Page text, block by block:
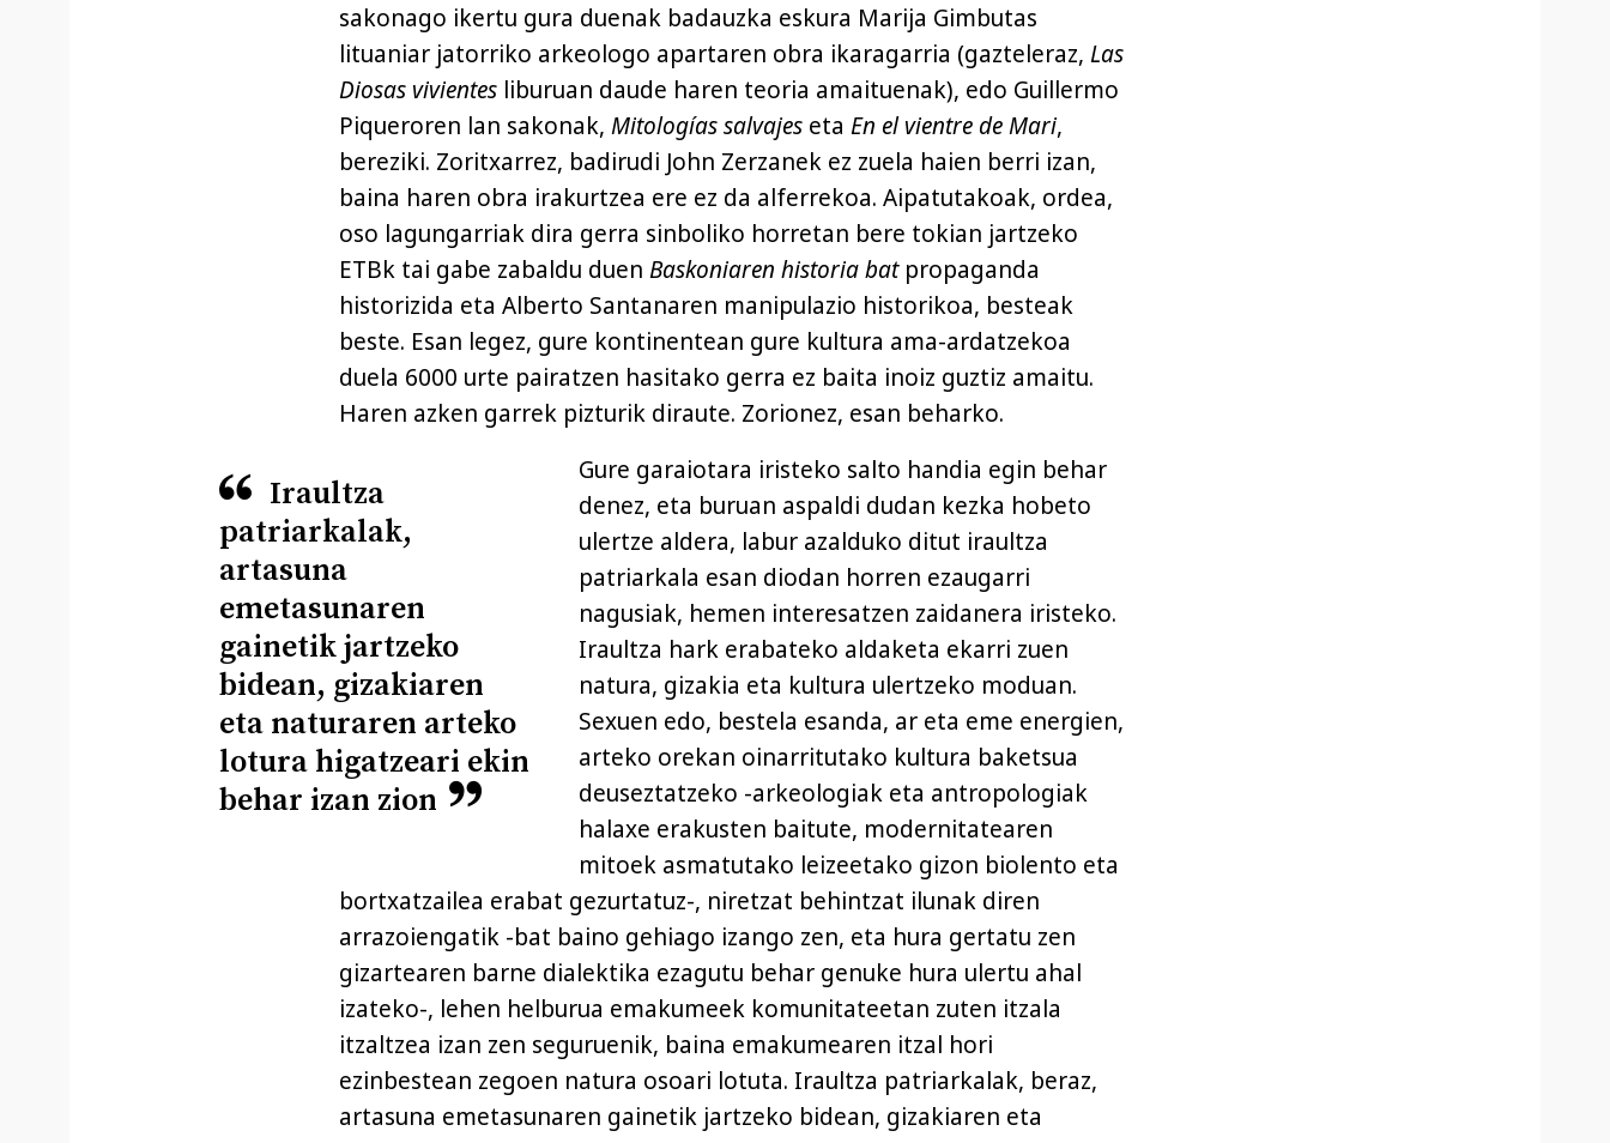
sakonago ikertu gura duenak badauzka eskura Marija Gimbutas
lituaniar jatorriko arkeologo apartaren obra ikaragarria (gazteleraz, Las
Diosas vivientes liburuan daude haren teoria amaituenak), edo Guillermo
Piqueroren lan sakonak, Mitologías salvajes eta En el vientre de Mari,
bereziki. Zoritxarrez, badirudi John Zerzanek ez zuela haien berri izan,
baina haren obra irakurtzea ere ez da alferrekoa. Aipatutakoak, ordea,
oso lagungarriak dira gerra sinboliko horretan bere tokian jartzeko
ETBk tai gabe zabaldu duen Baskoniaren historia bat propaganda
historizida eta Alberto Santanaren manipulazio historikoa, besteak
beste. Esan legez, gure kontinentean gure kultura ama-ardatzekoa
duela 6000 urte pairatzen hasitako gerra ez baita inoiz guztiz amaitu.
Haren azken garrek pizturik diraute. Zorionez, esan beharko.
Iraultza
patriarkalak,
artasuna
emetasunaren
gainetik jartzeko
bidean, gizakiaren
eta naturaren arteko
lotura higatzeari ekin
behar izan zion
Gure garaiotara iristeko salto handia egin behar
denez, eta buruan aspaldi dudan kezka hobeto
ulertze aldera, labur azalduko ditut iraultza
patriarkala esan diodan horren ezaugarri
nagusiak, hemen interesatzen zaidanera iristeko.
Iraultza hark erabateko aldaketa ekarri zuen
natura, gizakia eta kultura ulertzeko moduan.
Sexuen edo, bestela esanda, ar eta eme energien,
arteko orekan oinarritutako kultura baketsua
deuseztatzeko -arkeologiak eta antropologiak
halaxe erakusten baitute, modernitatearen
mitoek asmatutako leizeetako gizon biolento eta
bortxatzailea erabat gezurtatuz-, niretzat behintzat ilunak diren
arrazoiengatik -bat baino gehiago izango zen, eta hura gertatu zen
gizartearen barne dialektika ezagutu behar genuke hura ulertu ahal
izateko-, lehen helburua emakumeek komunitateetan zuten itzala
itzaltzea izan zen seguruenik, baina emakumearen itzal hori
ezinbestean zegoen natura osoari lotuta. Iraultza patriarkalak, beraz,
artasuna emetasunaren gainetik jartzeko bidean, gizakiaren eta